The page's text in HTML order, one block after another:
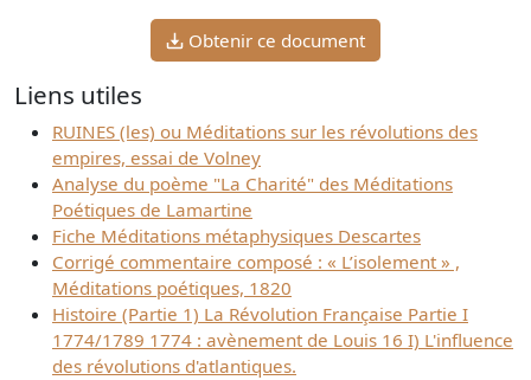
Obtenir ce document
Liens utiles
RUINES (les) ou Méditations sur les révolutions des
empires, essai de Volney
Analyse du poème "La Charité" des Méditations
Poétiques de Lamartine
Fiche Méditations métaphysiques Descartes
Corrigé commentaire composé : « L’isolement » ,
Méditations poétiques, 1820
Histoire (Partie 1) La Révolution Française Partie I
1774/1789 1774 : avènement de Louis 16 I) L'influence
des révolutions d'atlantiques.